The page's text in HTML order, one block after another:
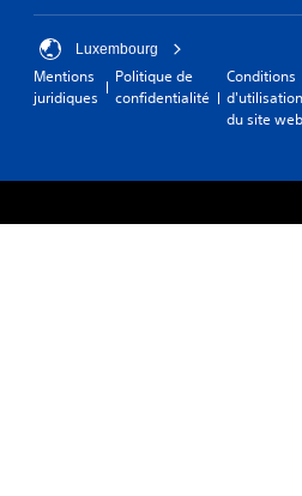
Luxembourg
Mentions
juridiques
Politique de
confidentialité
Conditions
d'utilisation
du site web